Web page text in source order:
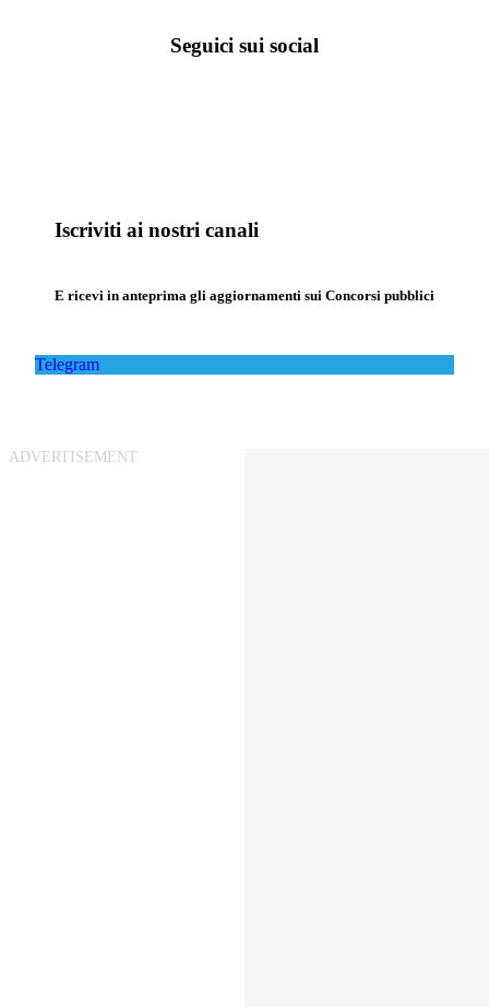
Seguici sui social
Iscriviti ai nostri canali
E ricevi in anteprima gli aggiornamenti sui Concorsi pubblici
Telegram